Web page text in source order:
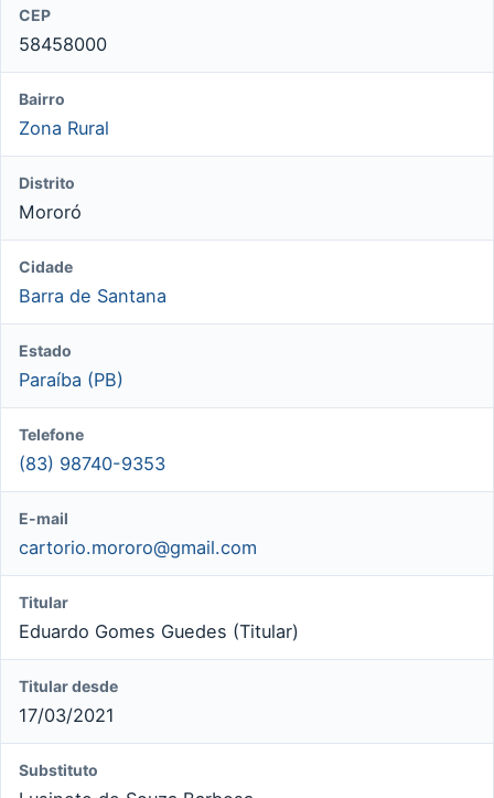
CEP
58458000
Bairro
Zona Rural
Distrito
Mororó
Cidade
Barra de Santana
Estado
Paraíba (PB)
Telefone
(83) 98740-9353
E-mail
cartorio.mororo@gmail.com
Titular
Eduardo Gomes Guedes (Titular)
Titular desde
17/03/2021
Substituto